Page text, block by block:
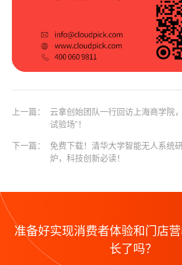
上一篇：
云拿创始团队一行回访上海商学院
试验场”！
下一篇：
免费下载！清华大学智能无人系统
炉，科技创新必读！
准备好实现消费者体验和门店
长了吗？